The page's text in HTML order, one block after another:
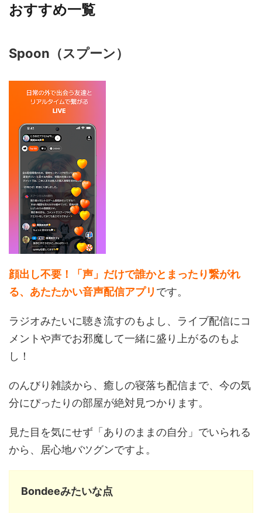
おすすめ一覧
Spoon（スプーン）
顔出し不要！「声」だけで誰かとまったり繋がれ
る、あたたかい音声配信アプリ です。
ラジオみたいに聴き流すのもよし、ライブ配信にコ
メントや声でお邪魔して一緒に盛り上がるのもよ
し！
のんびり雑談から、癒しの寝落ち配信まで、今の気
分にぴったりの部屋が絶対見つかります。
見た目を気にせず「ありのままの自分」でいられる
から、居心地バツグンですよ。
Bondeeみたいな点